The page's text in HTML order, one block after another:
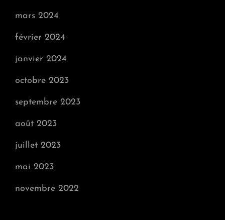
mars 2024
février 2024
janvier 2024
octobre 2023
septembre 2023
août 2023
juillet 2023
mai 2023
novembre 2022